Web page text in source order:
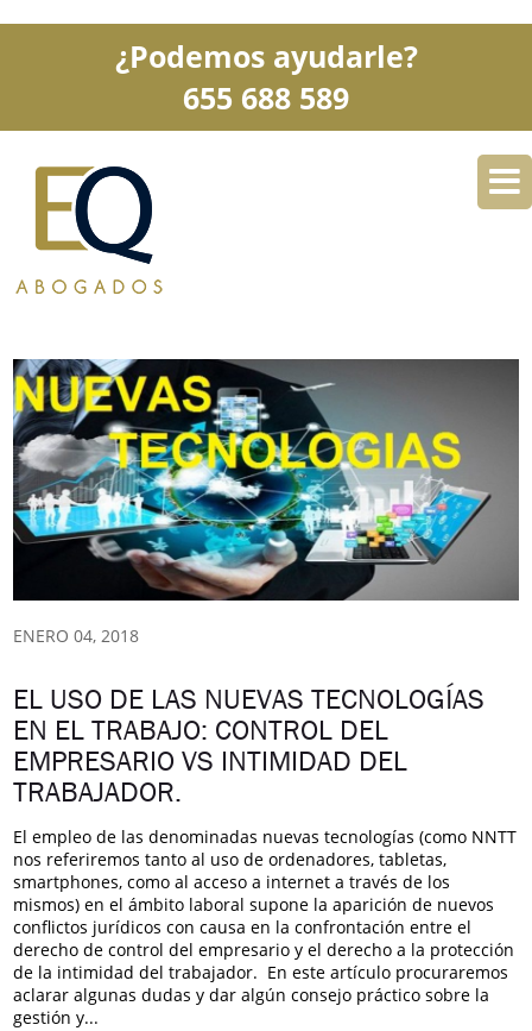
¿Podemos ayudarle?
655 688 589
SERVICIOS
BLOG CONTACTO
ENERO 04, 2018
EL USO DE LAS NUEVAS TECNOLOGÍAS
EN EL TRABAJO: CONTROL DEL
EMPRESARIO VS INTIMIDAD DEL
TRABAJADOR.
El empleo de las denominadas nuevas tecnologías (como NNTT
nos referiremos tanto al uso de ordenadores, tabletas,
smartphones, como al acceso a internet a través de los
mismos) en el ámbito laboral supone la aparición de nuevos
conflictos jurídicos con causa en la confrontación entre el
derecho de control del empresario y el derecho a la protección
de la intimidad del trabajador. En este artículo procuraremos
aclarar algunas dudas y dar algún consejo práctico sobre la
gestión y...